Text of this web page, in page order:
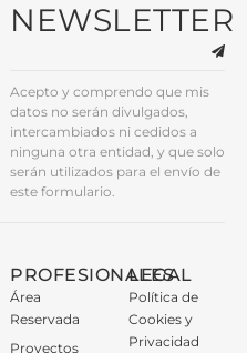
NEWSLETTER
Acepto y comprendo que mis
datos no serán divulgados,
intercambiados ni cedidos a
ninguna otra entidad, y que solo
serán utilizados para el envío de
este formulario.
PROFESIONALES
Área
Reservada
Proyectos
LEGAL
Política de
Cookies y
Privacidad